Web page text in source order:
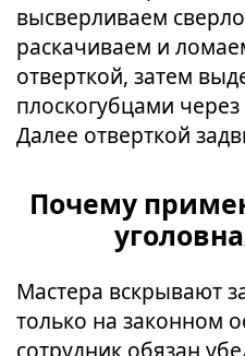
высверливаем
раскачиваем и
отверткой, затем
плоскогубцами
Далее отверткой
Почему
Мастера вскрывают
только на законном